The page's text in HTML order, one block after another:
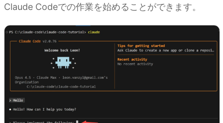
Claude Codeでの作業を始めることができます。